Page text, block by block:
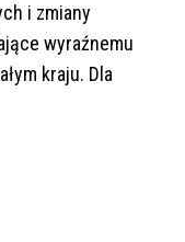
i zmiany
wyraźnemu
kraju. Dla